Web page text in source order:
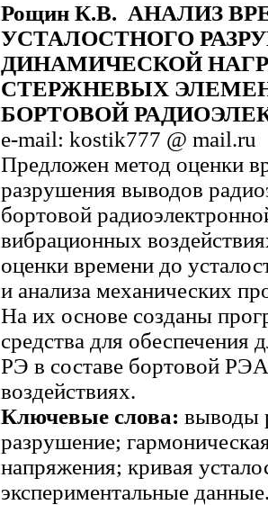
Рощин К.В. АНАЛИЗ
УСТАЛОСТНОГО
ДИНАМИЧЕСКОЙ
СТЕРЖНЕВЫХ
БОРТОВОЙ
e-mail: kostik777 @ mail.ru
Предложен метод оценки
разрушения выводов
бортовой
вибрационных
оценки времени до
и анализа механических
На их основе созданы
средства для обеспечения
РЭ в составе бортовой
воздействиях.
Ключевые слова: выводы
разрушение;
напряжения; кривая
экспериментальные